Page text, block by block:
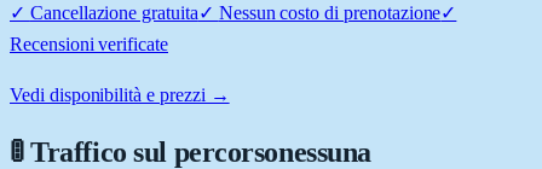
✓ Cancellazione gratuita✓ Nessun costo di prenotazione✓
Recensioni verificate
Vedi disponibilità e prezzi →
🚦 Traffico sul percorsonessuna